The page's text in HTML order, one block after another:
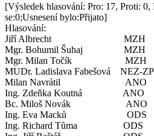
[Výsledek hlasování: Pro: 17, Proti: 0,
se:0;Usnesení bylo:Přijato]
Hlasování:
Jiří Albrecht
Mgr. Bohumil Šuhaj
Mgr. Milan Točík
MUDr. Ladislava Fabešová
Milan Navrátil
Ing. Zdeňka Koutná
Bc. Miloš Novák
Ing. Eva Macků
Ing. Richard Tůma